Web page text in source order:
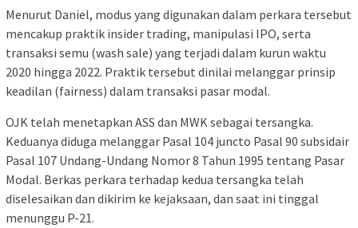
Menurut Daniel, modus yang digunakan dalam perkara tersebut
mencakup praktik insider trading, manipulasi IPO, serta
transaksi semu (wash sale) yang terjadi dalam kurun waktu
2020 hingga 2022. Praktik tersebut dinilai melanggar prinsip
keadilan (fairness) dalam transaksi pasar modal.
OJK telah menetapkan ASS dan MWK sebagai tersangka.
Keduanya diduga melanggar Pasal 104 juncto Pasal 90 subsidair
Pasal 107 Undang-Undang Nomor 8 Tahun 1995 tentang Pasar
Modal. Berkas perkara terhadap kedua tersangka telah
diselesaikan dan dikirim ke kejaksaan, dan saat ini tinggal
menunggu P-21.